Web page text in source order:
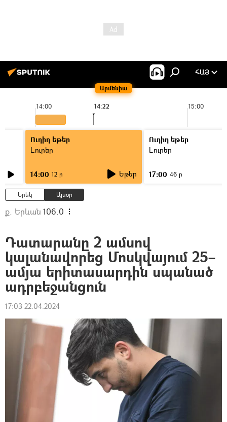
Արմենիա
ՀԱՅ
14:00 15:00
14:22
Ուղիղ եթեր
Լուրեր
14:00 12 ր Եթեր
Ուղիղ եթեր
Լուրեր
17:00 46 ր
Երեկ Այսօր
ք. Երևան 106.0
Դատարանը 2 ամսով
կալանավորեց Մոսկվայում 25–
ամյա երիտասարդին սպանած
ադրբեջանցուն
17:03 22.04.2024